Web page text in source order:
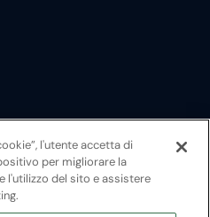
l'utente accetta di
per migliorare la
l'utilizzo del sito e assistere